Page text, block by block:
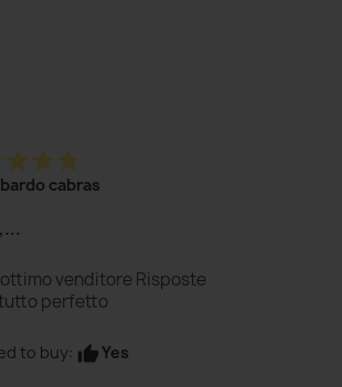
star star star
cabras
venditore Risposte
perfetto
to buy: thumb_upYes